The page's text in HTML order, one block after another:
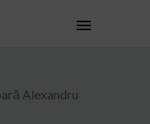
Alexandru